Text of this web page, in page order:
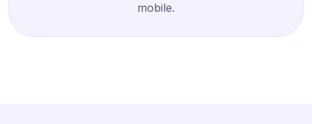
mobile.